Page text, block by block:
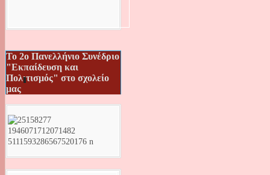
Το 2ο Πανελλήνιο Συνέδριο
"Εκπαίδευση και
Πολιτισμός" στο σχολείο
μας